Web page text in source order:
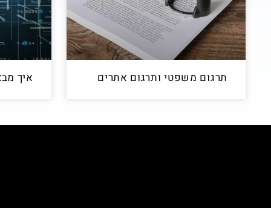
תרגום משפטי ותרגום אתרים איך